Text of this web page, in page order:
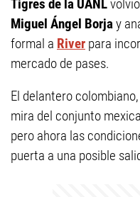
Tigres de la UANL
Miguel Ángel Borjay
formal a River para
mercado de pases.
El delantero
mira del conjunto
pero ahora las
puerta a una posible